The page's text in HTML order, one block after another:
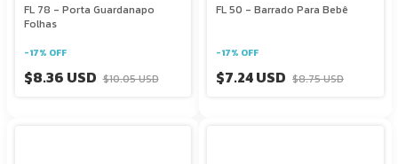
FL 78 - Porta Guardanapo
Folhas
-17% OFF
$8.36 USD $10.05 USD
FL 50 - Barrado Para Bebê
-17% OFF
$7.24 USD $8.75 USD